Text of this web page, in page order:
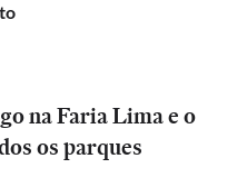
na Faria Lima e o
os parques